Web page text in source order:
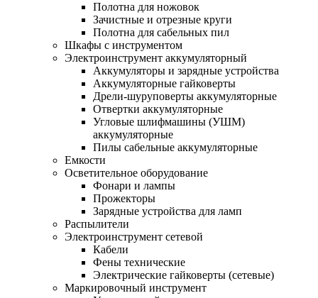
Полотна для ножовок
Зачистные и отрезные круги
Полотна для сабельных пил
Шкафы с инструментом
Электроинструмент аккумуляторный
Аккумуляторы и зарядные устройства
Аккумуляторные гайковерты
Дрели-шуруповерты аккумуляторные
Отвертки аккумуляторные
Угловые шлифмашины (УШМ)
аккумуляторные
Пилы сабельные аккумуляторные
Емкости
Осветительное оборудование
Фонари и лампы
Прожекторы
Зарядные устройства для ламп
Распылители
Электроинструмент сетевой
Кабели
Фены технические
Электрические гайковерты (сетевые)
Маркировочный инструмент